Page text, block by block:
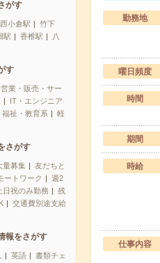
がす
西小倉駅
竹下
駅 香椎駅
八
す
営業・販売・サー
IT・エンジニア
福祉・教育系
軽
さがす
量募集
友だちと
ートワーク
週2
日祝のみ勤務
残
交通費別途支給
報をさがす
英語
書類チェ
勤務地
曜日頻度
時間
期間
時給
仕事内容